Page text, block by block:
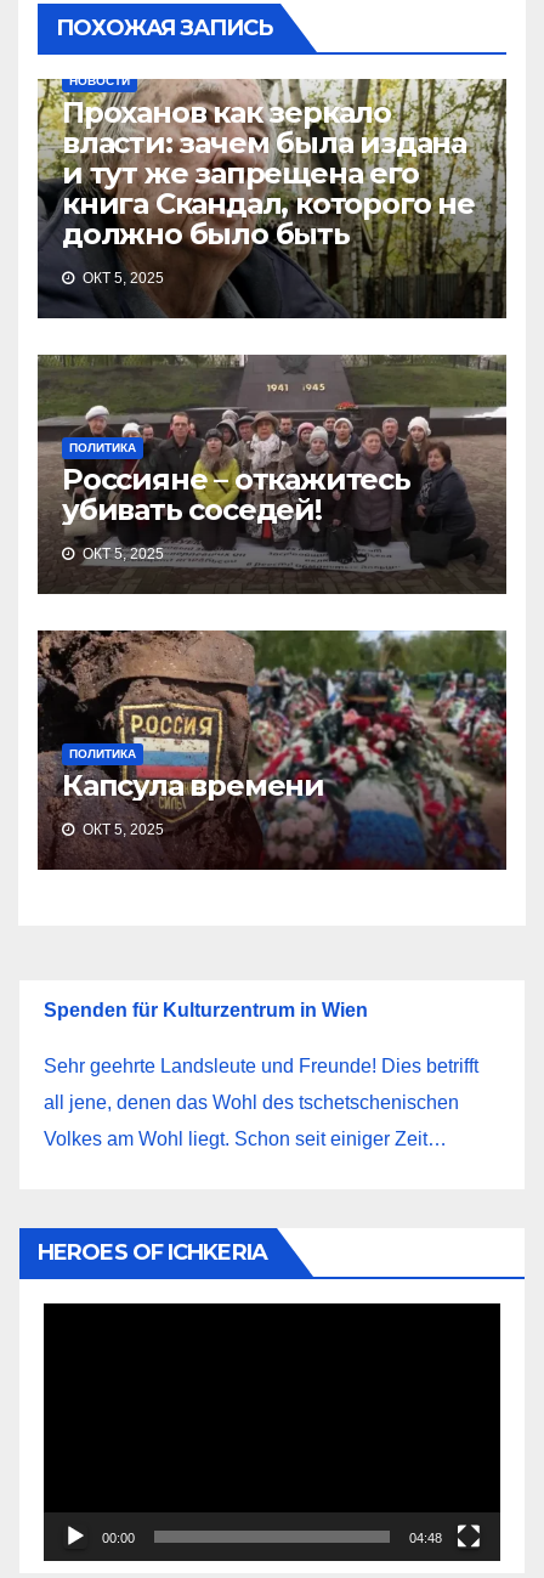
ПОХОЖАЯ ЗАПИСЬ
НОВОСТИ
Проханов как зеркало
власти: зачем была издана
и тут же запрещена его
книга Скандал, которого не
должно было быть
ОКТ 5, 2025
ПОЛИТИКА
Россияне – откажитесь
убивать соседей!
ОКТ 5, 2025
ПОЛИТИКА
Капсула времени
ОКТ 5, 2025
Spenden für Kulturzentrum in Wien
Sehr geehrte Landsleute und Freunde! Dies betrifft
all jene, denen das Wohl des tschetschenischen
Volkes am Wohl liegt. Schon seit einiger Zeit…
HEROES OF ICHKERIA
00:00 04:48